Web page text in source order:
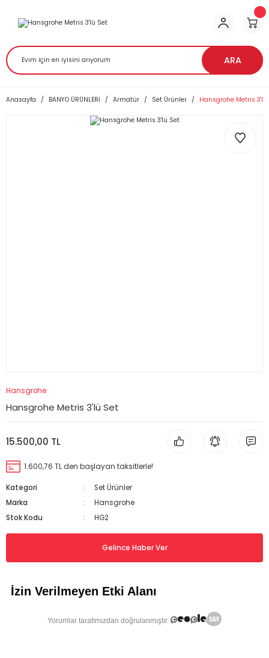
ARA
Anasayfa BANYO ÜRÜNLERİ Armatür Set Ürünler Hansgrohe Metris 3'lü
Hansgrohe
Hansgrohe Metris 3'lü Set
15.500,00 TL
1.600,76 TL den başlayan taksitlerle!
Kategori
Set Ürünler
Marka
Hansgrohe
Stok Kodu
HG2
Gelince Haber Ver